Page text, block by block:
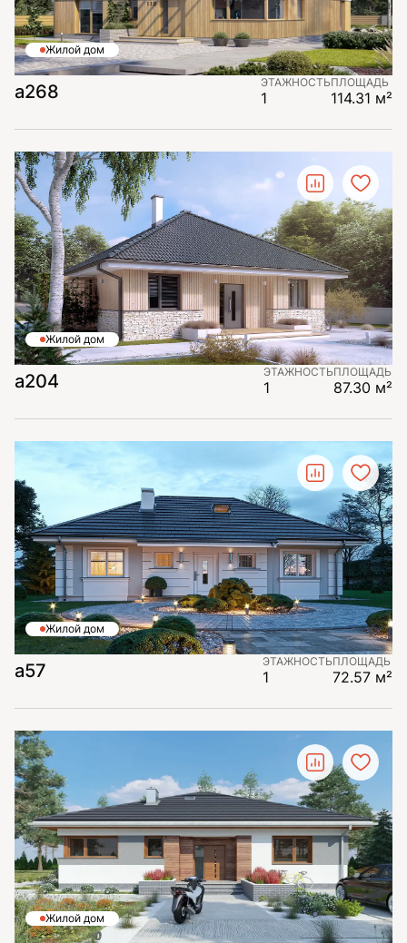
Жилой дом
а268 ЭТАЖНОСТЬ
1
ПЛОЩАДЬ
114.31 м²
Жилой дом
a204 ЭТАЖНОСТЬ
1
ПЛОЩАДЬ
87.30 м²
Жилой дом
a57 ЭТАЖНОСТЬ
1
ПЛОЩАДЬ
72.57 м²
Жилой дом